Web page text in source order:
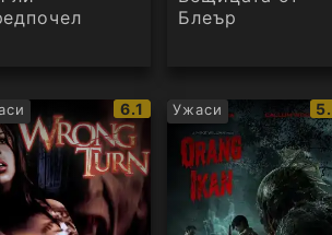
Блеър
IMDb
рейтинг:
6.1 Ужаси